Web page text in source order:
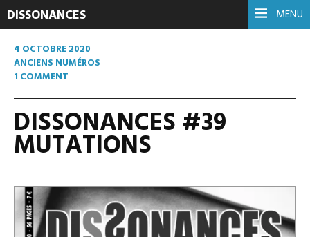
MENU
DISSONANCES
4 OCTOBRE 2020
ANCIENS NUMÉROS
1 COMMENT
DISSONANCES #39
MUTATIONS